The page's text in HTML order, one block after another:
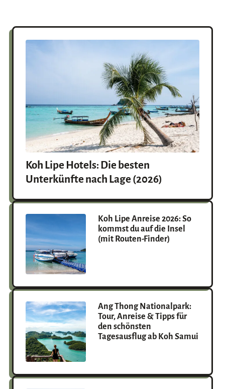
Koh Lipe Hotels: Die besten
Unterkünfte nach Lage (2026)
Koh Lipe Anreise 2026: So
kommst du auf die Insel
(mit Routen-Finder)
Ang Thong Nationalpark:
Tour, Anreise & Tipps für
den schönsten
Tagesausflug ab Koh Samui